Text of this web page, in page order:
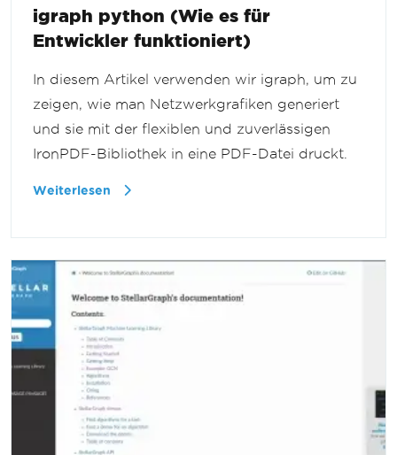
igraph python (Wie es für
Entwickler funktioniert)
In diesem Artikel verwenden wir igraph, um zu
zeigen, wie man Netzwerkgrafiken generiert
und sie mit der flexiblen und zuverlässigen
IronPDF-Bibliothek in eine PDF-Datei druckt.
Weiterlesen